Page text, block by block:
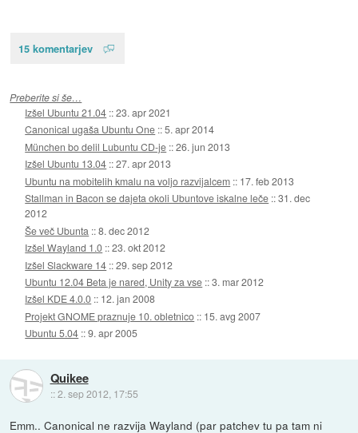
15 komentarjev
Preberite si še…
Izšel Ubuntu 21.04 ::23. apr 2021
Canonical ugaša Ubuntu One ::5. apr 2014
München bo delil Lubuntu CD-je ::26. jun 2013
Izšel Ubuntu 13.04 ::27. apr 2013
Ubuntu na mobitelih kmalu na voljo razvijalcem :: 17. feb 2013
Stallman in Bacon se dajeta okoli Ubuntove iskalne leče ::31. dec
2012
Še več Ubunta ::8. dec 2012
Izšel Wayland 1.0 ::23. okt 2012
Izšel Slackware 14 ::29. sep 2012
Ubuntu 12.04 Beta je nared, Unity za vse ::3. mar 2012
Izšel KDE 4.0.0 :: 12. jan 2008
Projekt GNOME praznuje 10. obletnico :: 15. avg 2007
Ubuntu 5.04 ::9. apr 2005
Quikee
::2. sep 2012, 17:55
Emm.. Canonical ne razvija Wayland (par patchev tu pa tam ni